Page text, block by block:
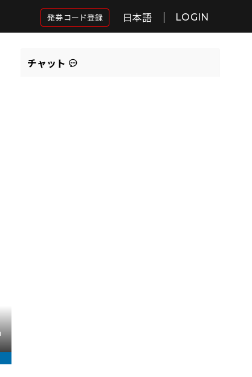
発券コード登録 日本語 LOGIN
チャット